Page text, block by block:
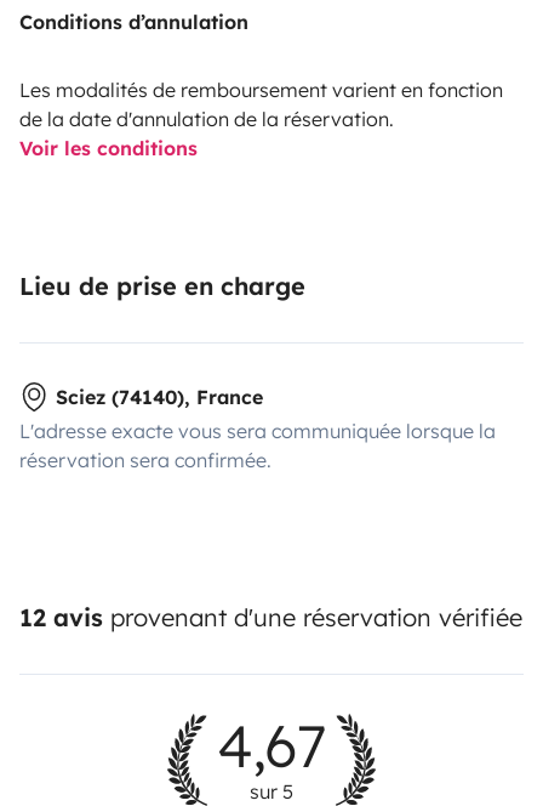
Conditions d’annulation
Les modalités de remboursement varient en fonction
de la date d'annulation de la réservation.
Voir les conditions
Lieu de prise en charge
Sciez (74140), France
L'adresse exacte vous sera communiquée lorsque la
réservation sera confirmée.
12 avis provenant d'une réservation vérifiée
4,67
sur 5